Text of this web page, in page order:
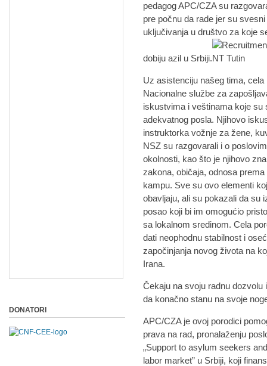
pedagog APC/CZA su
pre počnu da rade jer su
uključivanja u društvo za koje
dobiju azil u Srbiji.
Uz asistenciju našeg tima,
Nacionalne službe za
iskustvima i veštinama koje su
adekvatnog posla. Njihovo
instruktorka vožnje za žene,
NSZ su razgovarali i o
okolnosti, kao što je njihovo
zakona, običaja, odnosa
kampu. Sve su ovo elementi
obavljaju, ali su pokazali da su
posao koji bi im omogućio
sa lokalnom sredinom. Cela
dati neophodnu stabilnost i
započinjanja novog života na
Irana.
Čekaju na svoju radnu
da konačno stanu na svoje
APC/CZA je ovoj porodici
prava na rad, pronalaženju
„Support to asylum seekers
labor market” u Srbiji, koji
DONATORI